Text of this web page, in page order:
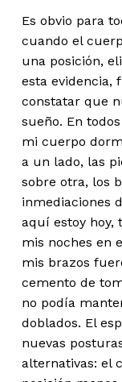
Es obvio para
cuando el
una posición,
esta evidencia,
constatar que
sueño. En
mi cuerpo
a un lado, las
sobre otra, los
inmediaciones
aquí estoy hoy,
mis noches en
mis brazos
cemento de
no podía
doblados. El
nuevas
alternativas: el